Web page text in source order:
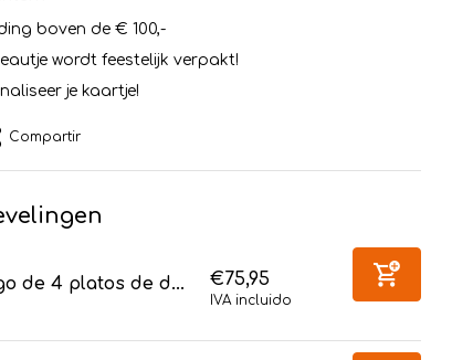
boven de € 100,-
wordt feestelijk verpakt!
je kaartje!
Compartir
de 4 platos de d... €75,95
IVA incluido